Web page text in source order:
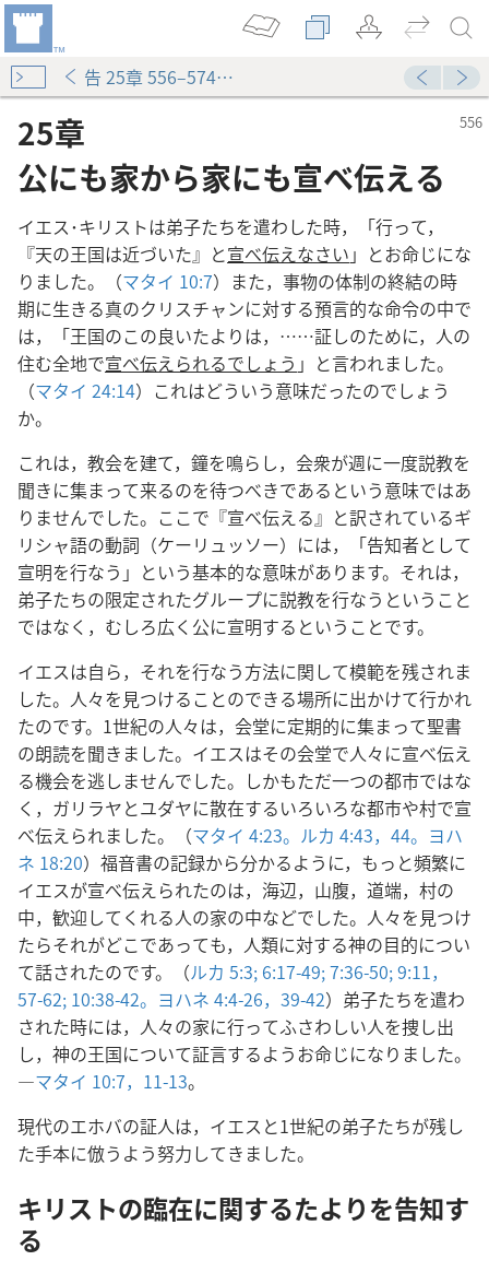
告 25章 556–574ページ
25章
公にも家から家にも宣べ伝える
イエス･キリストは弟子たちを遣わした時，「行って，
『天の王国は近づいた』と宣べ伝えなさい 」とお命じにな
りました。（マタイ 10:7）また，事物の体制の終結の時
期に生きる真のクリスチャンに対する預言的な命令の中で
は，「王国のこの良いたよりは，……証しのために，人の
住む全地で宣べ伝えられるでしょう 」と言われました。
（マタイ 24:14）これはどういう意味だったのでしょう
か。
これは，教会を建て，鐘を鳴らし，会衆が週に一度説教を
聞きに集まって来るのを待つべきであるという意味ではあ
りませんでした。ここで『宣べ伝える』と訳されているギ
リシャ語の動詞（ケーリュッソー）には，「告知者として
宣明を行なう」という基本的な意味があります。それは，
弟子たちの限定されたグループに説教を行なうということ
ではなく，むしろ広く公に宣明するということです。
イエスは自ら，それを行なう方法に関して模範を残されま
した。人々を見つけることのできる場所に出かけて行かれ
たのです。1世紀の人々は，会堂に定期的に集まって聖書
の朗読を聞きました。イエスはその会堂で人々に宣べ伝え
る機会を逃しませんでした。しかもただ一つの都市ではな
く，ガリラヤとユダヤに散在するいろいろな都市や村で宣
べ伝えられました。（マタイ 4:23。 ルカ 4:43，44。 ヨハ
ネ 18:20）福音書の記録から分かるように，もっと頻繁に
イエスが宣べ伝えられたのは，海辺，山腹，道端，村の
中，歓迎してくれる人の家の中などでした。人々を見つけ
たらそれがどこであっても，人類に対する神の目的につい
て話されたのです。（ルカ 5:3; 6:17-49;7:36-50;9:11，
57-62; 10:38-42。 ヨハネ 4:4-26， 39-42）弟子たちを遣わ
された時には，人々の家に行ってふさわしい人を捜し出
し，神の王国について証言するようお命じになりました。
―マタイ 10:7， 11-13。
現代のエホバの証人は，イエスと1世紀の弟子たちが残し
た手本に倣うよう努力してきました。
キリストの臨在に関するたよりを告知す
る